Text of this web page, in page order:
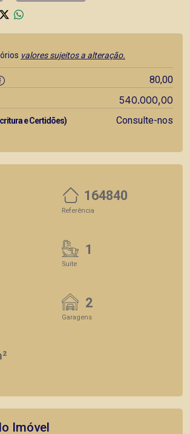
valores sujeitos a alteração.
80,00
540.000,00
e Certidões) Consulte-nos
164840
Referência
1
Suite
2
Garagens
Imóvel